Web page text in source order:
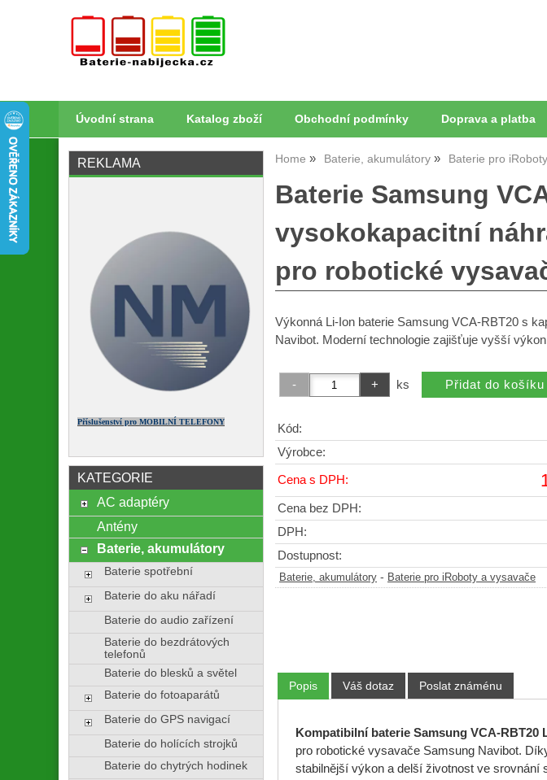
Úvodní strana Katalog zboží Obchodní podmínky Doprava a platba
Home Baterie, akumulátory Baterie pro
Baterie Samsung
vysokokapacitní
pro robotické
Výkonná Li-Ion baterie Samsung VCA-RBT20 s
Navibot. Moderní technologie zajišťuje vyšší
ks
Kód:
Výrobce:
Cena s DPH:
Cena bez DPH:
DPH:
Dostupnost:
Baterie, akumulátory - Baterie pro iRoboty a vysavače
Popis Váš dotaz Poslat známénu
Kompatibilní baterie Samsung VCA-
pro robotické vysavače Samsung Navibot.
stabilnější výkon a delší životnost ve srovnání
REKLAMA
Příslušenství pro MOBILNÍ TELEFONY
KATEGORIE
AC adaptéry
Antény
Baterie, akumulátory
Baterie spotřební
Baterie do aku nářadí
Baterie do audio zařízení
Baterie do bezdrátových
telefonů
Baterie do blesků a světel
Baterie do fotoaparátů
Baterie do GPS navigací
Baterie do holících strojků
Baterie do chytrých hodinek